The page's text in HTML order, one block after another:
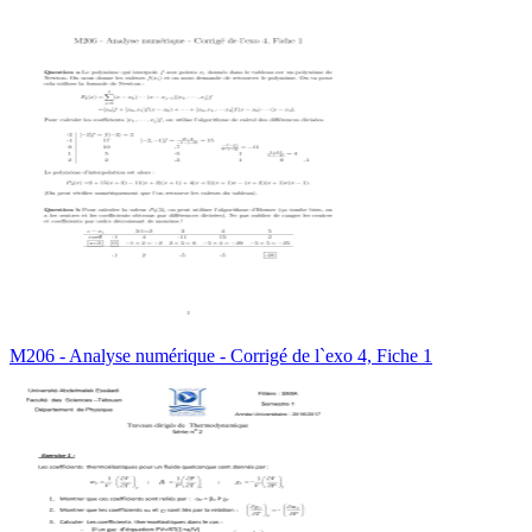
M206 - Analyse numérique - Corrigé de l`exo 4, Fiche 1